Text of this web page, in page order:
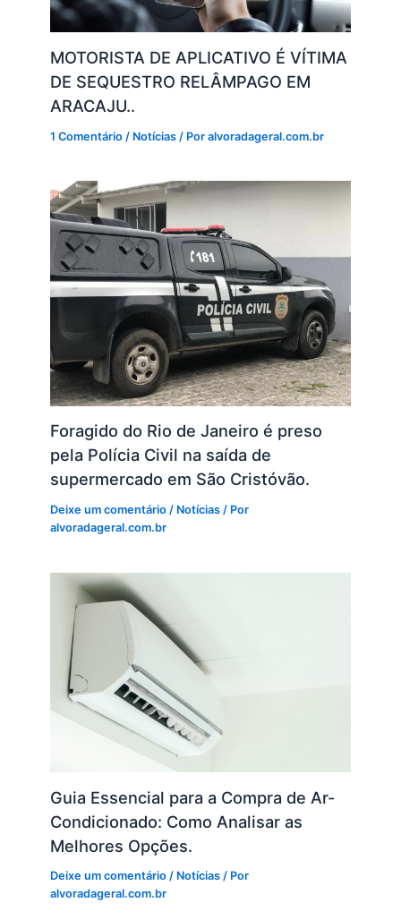
MOTORISTA DE APLICATIVO É VÍTIMA
DE SEQUESTRO RELÂMPAGO EM
ARACAJU..
1 Comentário / Notícias / Poralvoradageral.com.br
Foragido do Rio de Janeiro é preso
pela Polícia Civil na saída de
supermercado em São Cristóvão.
Deixe um comentário / Notícias / Por
alvoradageral.com.br
Guia Essencial para a Compra de Ar-
Condicionado: Como Analisar as
Melhores Opções.
Deixe um comentário / Notícias / Por
alvoradageral.com.br